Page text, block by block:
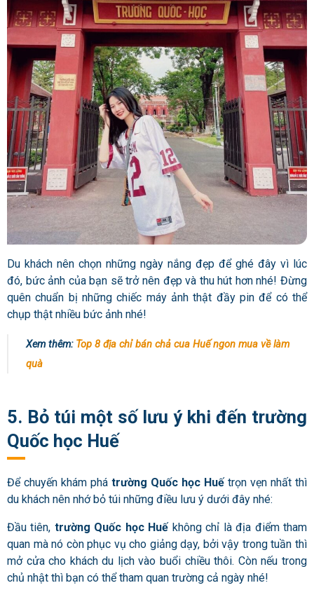
Du khách nên chọn những ngày nắng đẹp để ghé đây vì lúc
đó, bức ảnh của bạn sẽ trở nên đẹp và thu hút hơn nhé! Đừng
quên chuẩn bị những chiếc máy ảnh thật đầy pin để có thể
chụp thật nhiều bức ảnh nhé!
Xem thêm: Top 8 địa chỉ bán chả cua Huế ngon mua về làm
quà
5. Bỏ túi một số lưu ý khi đến trường
Quốc học Huế
Để chuyến khám phá trường Quốc học Huế trọn vẹn nhất thì
du khách nên nhớ bỏ túi những điều lưu ý dưới đây nhé:
Đầu tiên, trường Quốc học Huế không chỉ là địa điểm tham
quan mà nó còn phục vụ cho giảng dạy, bởi vậy trong tuần thì
mở cửa cho khách du lịch vào buổi chiều thôi. Còn nếu trong
chủ nhật thì bạn có thể tham quan trường cả ngày nhé!